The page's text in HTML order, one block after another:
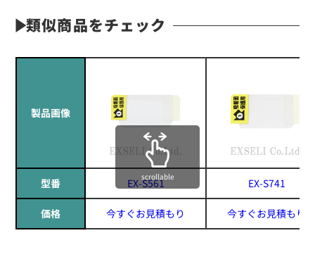
類似商品をチェック
製品画像
型番 EX-S561 EX-S741
価格 今すぐお見積もり 今すぐお見積もり
scrollable